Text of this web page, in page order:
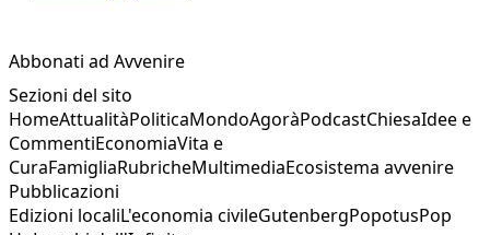
Abbonati ad Avvenire
Sezioni del sito
HomeAttualitàPoliticaMondoAgoràPodcastChiesaIdee e
CommentiEconomiaVita e
CuraFamigliaRubricheMultimediaEcosistema avvenire
Pubblicazioni
Edizioni localiL'economia civileGutenbergPopotusPop